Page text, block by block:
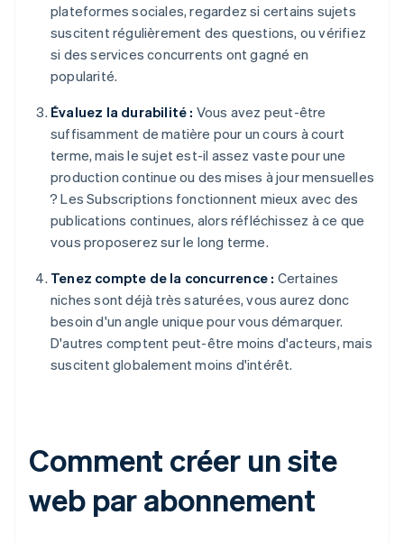
plateformes sociales, regardez si certains sujets
suscitent régulièrement des questions, ou vérifiez
si des services concurrents ont gagné en
popularité.
Évaluez la durabilité : Vous avez peut-être
suffisamment de matière pour un cours à court
terme, mais le sujet est-il assez vaste pour une
production continue ou des mises à jour mensuelles
? Les Subscriptions fonctionnent mieux avec des
publications continues, alors réfléchissez à ce que
vous proposerez sur le long terme.
Tenez compte de la concurrence : Certaines
niches sont déjà très saturées, vous aurez donc
besoin d'un angle unique pour vous démarquer.
D'autres comptent peut-être moins d'acteurs, mais
suscitent globalement moins d'intérêt.
Comment créer un site
web par abonnement